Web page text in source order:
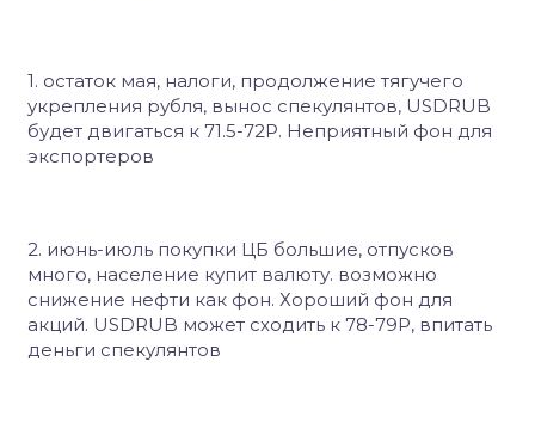
1. остаток мая, налоги, продолжение тягучего
укрепления рубля, вынос спекулянтов, USDRUB
будет двигаться к 71.5-72Р. Неприятный фон для
экспортеров
2. июнь-июль покупки ЦБ большие, отпусков
много, население купит валюту. возможно
снижение нефти как фон. Хороший фон для
акций. USDRUB может сходить к 78-79Р, впитать
деньги спекулянтов